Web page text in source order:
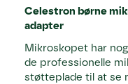
Celestron børne
adapter
Mikroskopet har
de professionelle
støtteplade til at se